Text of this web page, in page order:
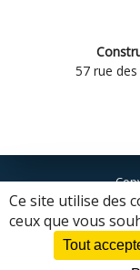
57 rue
Ce site utilise des
ceux que vous
Tout